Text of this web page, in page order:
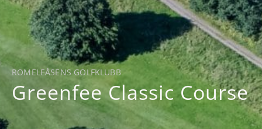
ROMELEÅSENS GOLFKLUBB
Greenfee Classic Course